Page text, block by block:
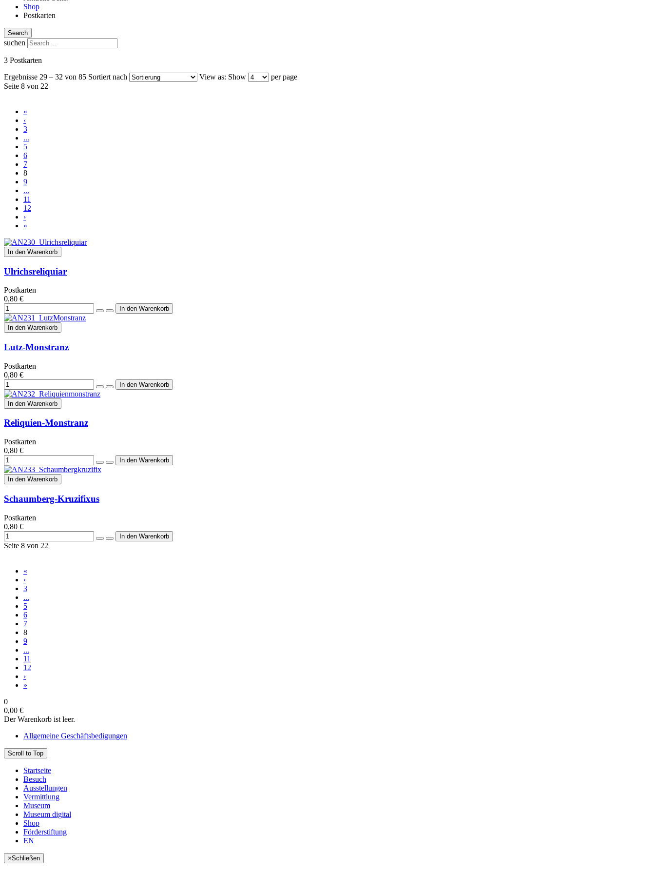
Shop
Postkarten
Search
suchen
3 Postkarten
Ergebnisse 29 – 32 von 85 Sortiert nach View as: Show
per page
Seite 8 von 22
«
‹
3
...
5
6
7
8
9
...
11
12
›
»
In den Warenkorb
Ulrichsreliquiar
Postkarten
0,80 €
In den Warenkorb
Lutz-Monstranz
Postkarten
0,80 €
In den Warenkorb
Reliquien-Monstranz
Postkarten
0,80 €
In den Warenkorb
Schaumberg-Kruzifixus
Postkarten
0,80 €
Seite 8 von 22
«
‹
3
...
5
6
7
8
9
...
11
12
›
»
0
0,00 €
Der Warenkorb ist leer.
Allgemeine Geschäftsbedigungen
Scroll to Top
Startseite
Besuch
Ausstellungen
Vermittlung
Museum
Museum digital
Shop
Förderstiftung
EN
×Schließen